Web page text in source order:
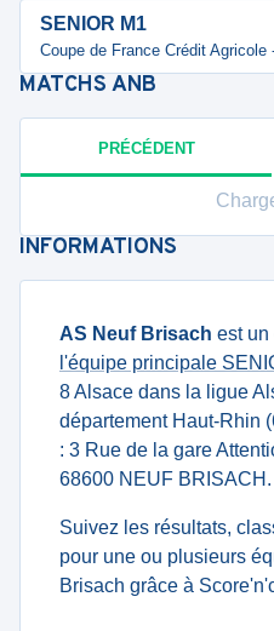
SENIOR M1
Coupe de France Crédit
MATCHS ANB
PRÉCÉDENT
INFORMATIONS
AS Neuf Brisach est un
l'équipe principale
8 Alsace dans la ligue
département Haut-Rhin
: 3 Rue de la gare
68600 NEUF BRISACH.
Suivez les résultats,
pour une ou plusieurs
Brisach grâce à